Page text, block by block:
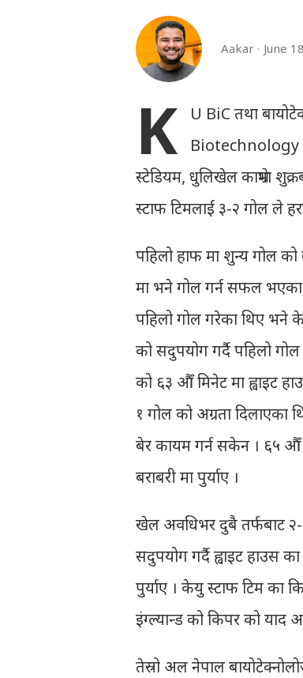
Aakar June
K
U BiC तथा
Biotechnology
स्टेडियम, धुलिखेल काभ्रेमा
स्टाफ टिमलाई ३-२ गोल ले
पहिलो हाफ मा शुन्य गोल को
मा भने गोल गर्न सफल भएका
पहिलो गोल गरेका थिए भने
को सदुपयोग गर्दै पहिलो
को ६३ औँ मिनेट मा ह्वाइट
१ गोल को अग्रता दिलाएका
बेर कायम गर्न सकेन । ६५ औँ
बराबरी मा पुर्याए ।
खेल अवधिभर दुबै तर्फबाट २-
सदुपयोग गर्दै ह्वाइट हाउस
पुर्याए । केयु स्टाफ टिम का
इंग्ल्यान्ड को किपर को याद
तेस्रो अल नेपाल